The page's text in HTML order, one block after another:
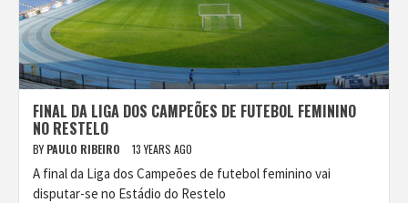
FINAL DA LIGA DOS CAMPEÕES DE FUTEBOL FEMININO
NO RESTELO
BY PAULO RIBEIRO 13 YEARS AGO
A final da Liga dos Campeões de futebol feminino vai
disputar-se no Estádio do Restelo